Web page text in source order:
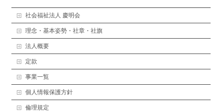
社会福祉法人 慶明会
理念・基本姿勢・社章・社旗
法人概要
定款
事業一覧
個人情報保護方針
倫理規定